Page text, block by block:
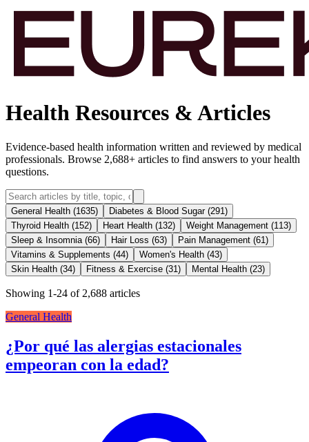
Health Resources & Articles
Evidence-based health information written and reviewed by medical
professionals. Browse 2,688+ articles to find answers to your health
questions.
General Health (1635) Diabetes & Blood Sugar(291 )
Thyroid Health (152) Heart Health (132) Weight Management (113)
Sleep & Insomnia (66) Hair Loss (63) Pain Management (61 )
Vitamins & Supplements (44) Women's Health (43)
Skin Health (34) Fitness & Exercise (31 ) Mental Health (23)
Showing 1-24 of 2,688 articles
General Health
¿Por qué las alergias estacionales
empeoran con la edad?